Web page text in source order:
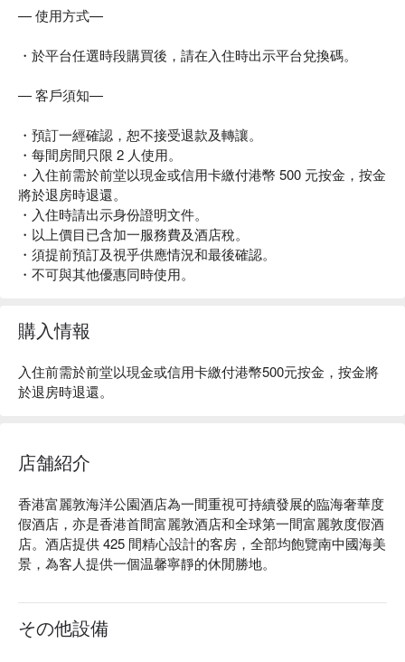
— 使用方式—
・於平台任選時段購買後，請在入住時出示平台兌換碼。
— 客戶須知—
・預訂一經確認，恕不接受退款及轉讓。
・每間房間只限 2 人使用。
・入住前需於前堂以現金或信用卡繳付港幣 500 元按金，按金
將於退房時退還。
・入住時請出示身份證明文件。
・以上價目已含加一服務費及酒店稅。
・須提前預訂及視乎供應情況和最後確認。
・不可與其他優惠同時使用。
購入情報
入住前需於前堂以現金或信用卡繳付港幣500元按金，按金將
於退房時退還。
店舗紹介
香港富麗敦海洋公園酒店為一間重視可持續發展的臨海奢華度
假酒店，亦是香港首間富麗敦酒店和全球第一間富麗敦度假酒
店。酒店提供 425 間精心設計的客房，全部均飽覽南中國海美
景，為客人提供一個温馨寧靜的休閒勝地。
酒店設有 3 間餐廳、無邊際泳池、兒童嬉水池、室內兒童玩樂
區、健身中心和水療中心。我們誠邀您一同探索充滿活力且迷
人的南區，感受本地人獨特的生活方式、遊覧各式自然奇觀、
その他設備